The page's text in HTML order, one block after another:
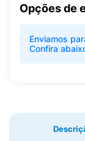
Opções de
Enviamos
Confira